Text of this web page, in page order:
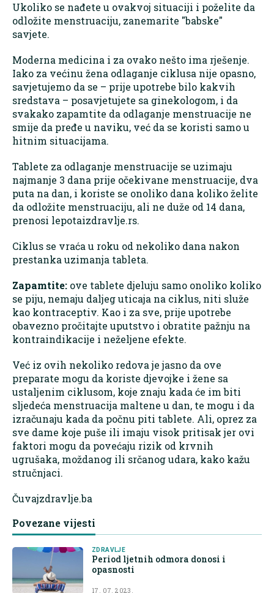
Ukoliko se nađete u ovakvoj situaciji i poželite da
odložite menstruaciju, zanemarite "babske"
savjete.
Moderna medicina i za ovako nešto ima rješenje.
Iako za većinu žena odlaganje ciklusa nije opasno,
savjetujemo da se – prije upotrebe bilo kakvih
sredstava – posavjetujete sa ginekologom, i da
svakako zapamtite da odlaganje menstruacije ne
smije da pređe u naviku, već da se koristi samo u
hitnim situacijama.
Tablete za odlaganje menstruacije se uzimaju
najmanje 3 dana prije očekivane menstruacije, dva
puta na dan, i koriste se onoliko dana koliko želite
da odložite menstruaciju, ali ne duže od 14 dana,
prenosi lepotaizdravlje.rs.
Ciklus se vraća u roku od nekoliko dana nakon
prestanka uzimanja tableta.
Zapamtite: ove tablete djeluju samo onoliko koliko
se piju, nemaju daljeg uticaja na ciklus, niti služe
kao kontraceptiv. Kao i za sve, prije upotrebe
obavezno pročitajte uputstvo i obratite pažnju na
kontraindikacije i neželjene efekte.
Već iz ovih nekoliko redova je jasno da ove
preparate mogu da koriste djevojke i žene sa
ustaljenim ciklusom, koje znaju kada će im biti
sljedeća menstruacija maltene u dan, te mogu i da
izračunaju kada da počnu piti tablete. Ali, oprez za
sve dame koje puše ili imaju visok pritisak jer ovi
faktori mogu da povećaju rizik od krvnih
ugrušaka, moždanog ili srčanog udara, kako kažu
stručnjaci.
Čuvajzdravlje.ba
Povezane vijesti
ZDRAVLJE
Period ljetnih odmora donosi i
opasnosti
17. 07. 2023.